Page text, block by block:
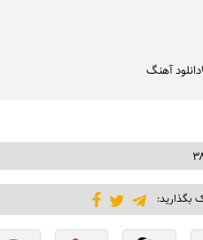
دانلود آهنگ
بگذارید: